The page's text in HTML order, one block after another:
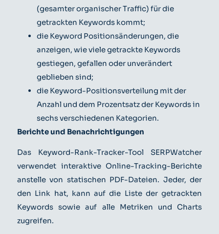
(gesamter organischer Traffic) für die
getrackten Keywords kommt;
die Keyword Positionsänderungen, die
anzeigen, wie viele getrackte Keywords
gestiegen, gefallen oder unverändert
geblieben sind;
die Keyword-Positionsverteilung mit der
Anzahl und dem Prozentsatz der Keywords in
sechs verschiedenen Kategorien.
Berichte und Benachrichtigungen
Das Keyword-Rank-Tracker-Tool SERPWatcher
verwendet interaktive Online-Tracking-Berichte
anstelle von statischen PDF-Dateien. Jeder, der
den Link hat, kann auf die Liste der getrackten
Keywords sowie auf alle Metriken und Charts
zugreifen.